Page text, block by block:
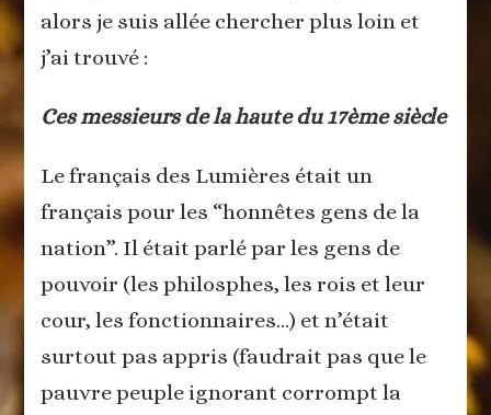
alors je suis allée chercher plus loin et
j’ai trouvé :
Ces messieurs de la haute du 17ème siècle
Le français des Lumières était un
français pour les “honnêtes gens de la
nation”. Il était parlé par les gens de
pouvoir (les philosphes, les rois et leur
cour, les fonctionnaires…) et n’était
surtout pas appris (faudrait pas que le
pauvre peuple ignorant corrompt la